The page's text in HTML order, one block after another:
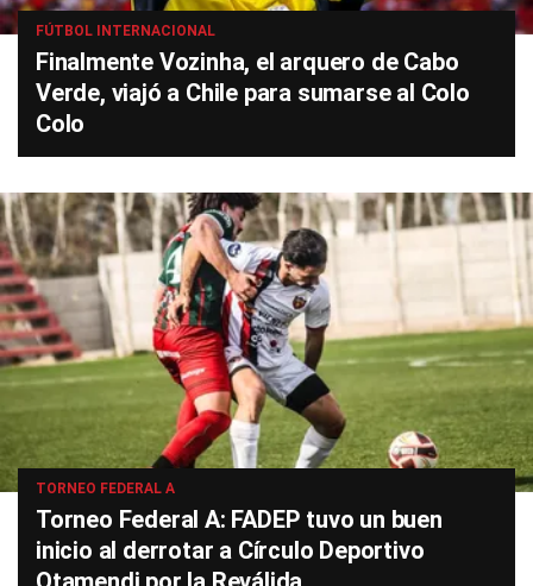
FÚTBOL INTERNACIONAL
Finalmente Vozinha, el arquero de Cabo
Verde, viajó a Chile para sumarse al Colo
Colo
TORNEO FEDERAL A
Torneo Federal A: FADEP tuvo un buen
inicio al derrotar a Círculo Deportivo